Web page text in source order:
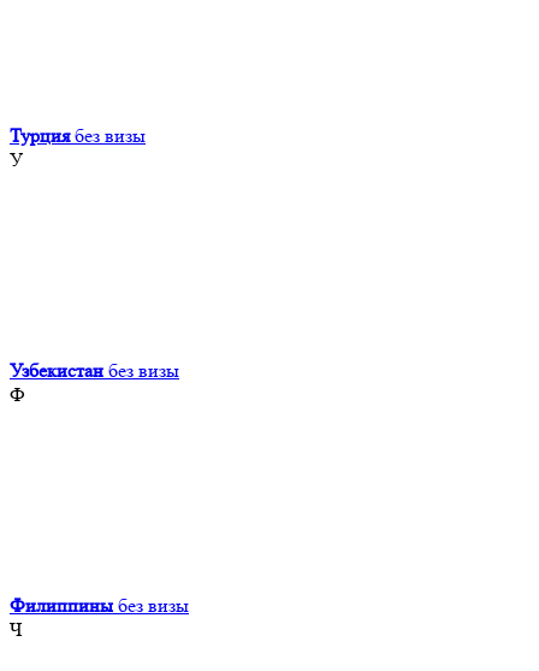
Турция без визы
У
Узбекистан без визы
Ф
Филиппины без визы
Ч